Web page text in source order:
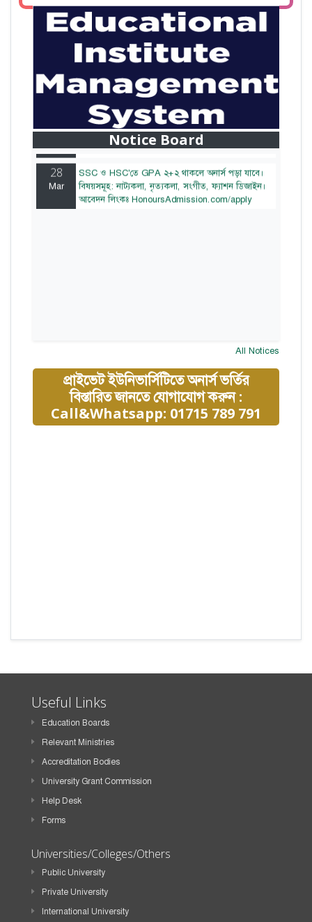
Notice Board
বাজেটের মধ্যে প্রাইভেট ইউনিভার্সিটিতে অনার্স পড়ার
সুযোগ। ২০টির অধিক বিষয়, ৪ বছরে মোট খরচ ২ লক্ষ
থেকে ৫ লক্ষ টাকা। আবেদন লিংকঃ
HonoursAdmission.com/apply
28
Mar
SSC ও HSC'তে GPA ২+২ থাকলে অনার্স পড়া যাবে।
বিষয়সমূহ: নাট্যকলা, নৃত্যকলা, সংগীত, ফ্যাশন ডিজাইন।
আবেদন লিংকঃ HonoursAdmission.com/apply
All Notices
প্রাইভেট ইউনিভার্সিটিতে অনার্স ভর্তির
বিস্তারিত জানতে যোগাযোগ করুন :
Call&Whatsapp: 01715 789 791
Useful Links
Education Boards
Relevant Ministries
Accreditation Bodies
University Grant Commission
Help Desk
Forms
Universities/Colleges/Others
Public University
Private University
International University